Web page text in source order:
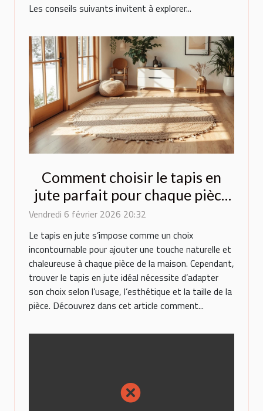
Les conseils suivants invitent à explorer...
Comment choisir le tapis en
jute parfait pour chaque pièce
de la maison ?
Vendredi 6 février 2026 20:32
Le tapis en jute s’impose comme un choix
incontournable pour ajouter une touche naturelle et
chaleureuse à chaque pièce de la maison. Cependant,
trouver le tapis en jute idéal nécessite d’adapter
son choix selon l’usage, l’esthétique et la taille de la
pièce. Découvrez dans cet article comment...